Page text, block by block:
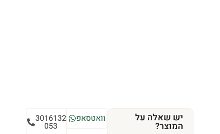
יש שאלה על
המוצר?
וואטסאפ 3016132
053